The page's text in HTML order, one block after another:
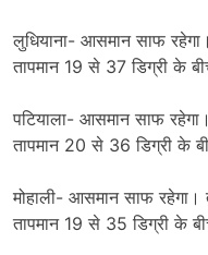
लुधियाना- आसमान साफ
तापमान 19 से 37 डिग्री के
पटियाला- आसमान साफ
तापमान 20 से 36 डिग्री के
मोहाली- आसमान साफ रहेगा।
तापमान 19 से 35 डिग्री के